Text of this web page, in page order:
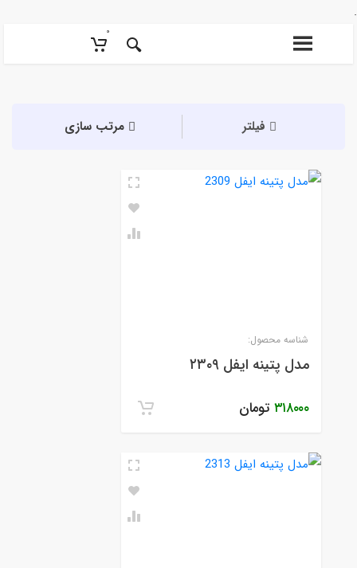
۰
فیلتر مرتب سازی
شناسه محصول:
مدل پتینه ایفل ۲۳۰۹
۳۱۸۰۰۰ تومان